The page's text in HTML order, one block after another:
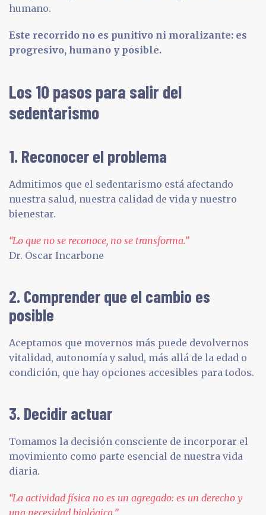
humano.
Este recorrido no es punitivo ni moralizante: es
progresivo, humano y posible.
Los 10 pasos para salir del
sedentarismo
1. Reconocer el problema
Admitimos que el sedentarismo está afectando
nuestra salud, nuestra calidad de vida y nuestro
bienestar.
“Lo que no se reconoce, no se transforma.”
Dr. Oscar Incarbone
2. Comprender que el cambio es
posible
Aceptamos que movernos más puede devolvernos
vitalidad, autonomía y salud, más allá de la edad o
condición, que hay opciones accesibles para todos.
3. Decidir actuar
Tomamos la decisión consciente de incorporar el
movimiento como parte esencial de nuestra vida
diaria.
“La actividad física no es un agregado: es un derecho y
una necesidad biológica.”